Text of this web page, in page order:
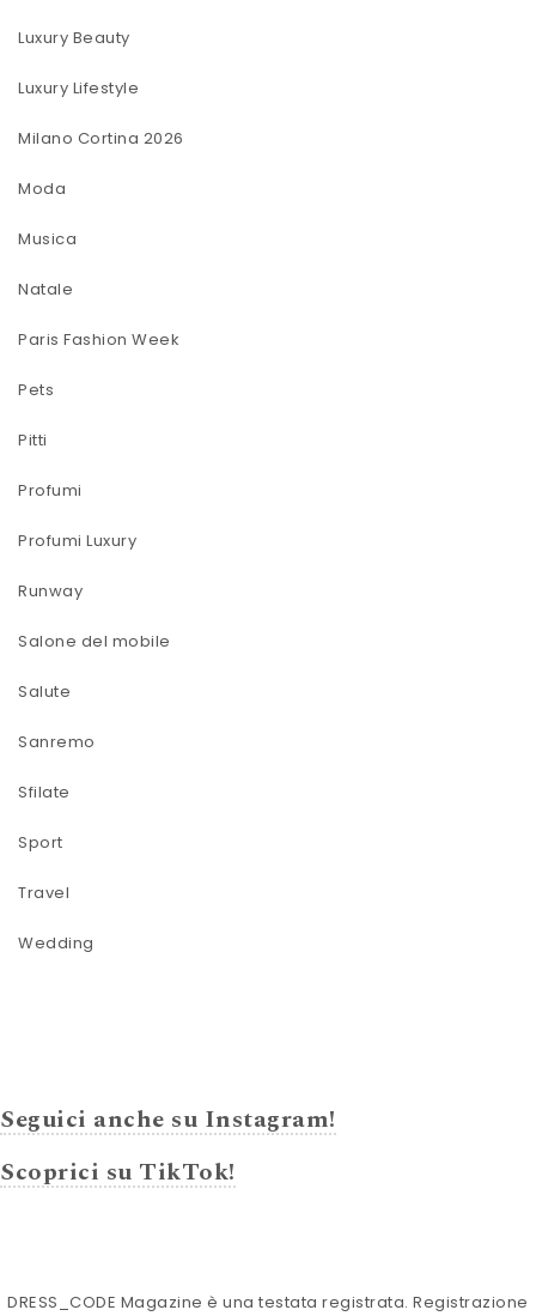
Luxury Beauty
Luxury Lifestyle
Milano Cortina 2026
Moda
Musica
Natale
Paris Fashion Week
Pets
Pitti
Profumi
Profumi Luxury
Runway
Salone del mobile
Salute
Sanremo
Sfilate
Sport
Travel
Wedding
Seguici anche su Instagram!
Scoprici su TikTok!
DRESS_CODE Magazine è una testata registrata. Registrazione